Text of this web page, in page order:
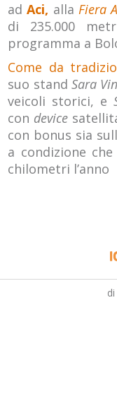
adAci, alla Fiera
di 235.000
programma a
Come da
suo stand Sara
veicoli storici, e
con device
con bonus sia
a condizione
chilometri l’anno